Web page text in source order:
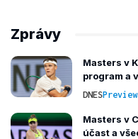
Zprávy
Masters v
program a
DNES
Masters v
účast a